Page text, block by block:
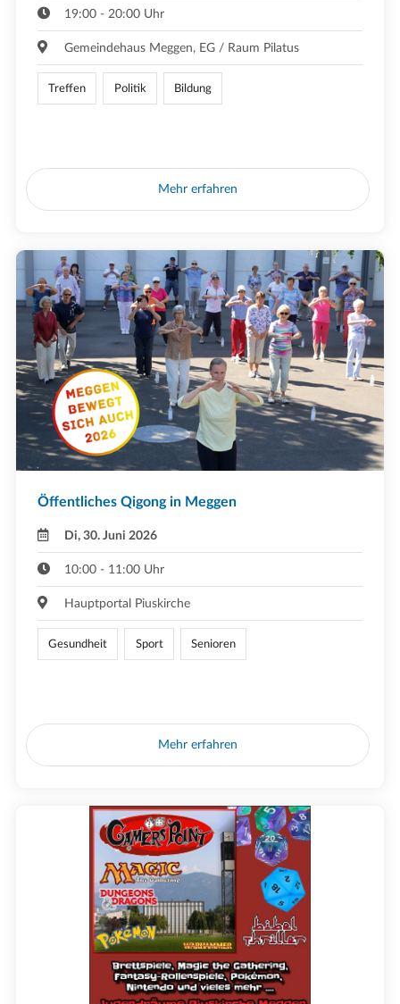
19:00 - 20:00 Uhr
Gemeindehaus Meggen, EG / Raum Pilatus
Treffen Politik Bildung
Mehr erfahren
Öffentliches Qigong in Meggen
Di, 30. Juni 2026
10:00 - 11:00 Uhr
Hauptportal Piuskirche
Gesundheit Sport Senioren
Mehr erfahren